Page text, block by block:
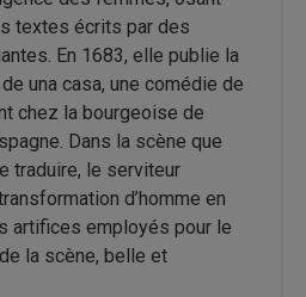
textes écrits par des
En 1683, elle publie la
una casa, une comédie de
chez la bourgeoise de
Dans la scène que
traduire, le serviteur
d’homme en
artifices employés pour le
la scène, belle et